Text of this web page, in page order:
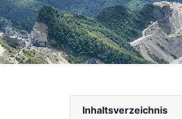
Inhaltsverzeichnis